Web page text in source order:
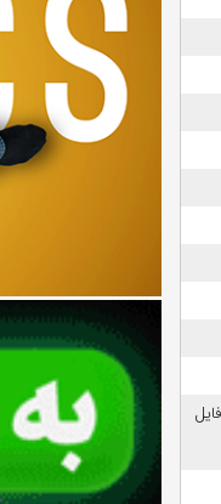
دوازدهم (1397 تا 1405) + فایل